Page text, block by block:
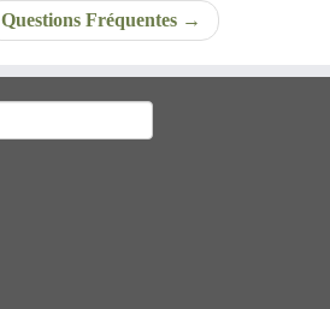
Questions Fréquentes →